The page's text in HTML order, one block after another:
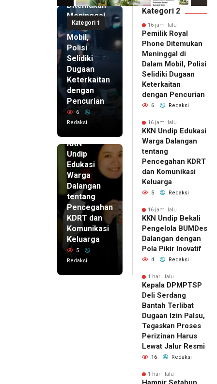
Kategori 1
Ditemukan
Meninggal
di Dalam
Mobil,
Polisi
Selidiki
Dugaan
Keterkaitan
dengan
Pencurian
6
Redaksi
KKN
Undip
Edukasi
Warga
Dalangan
tentang
Pencegahan
KDRT dan
Komunikasi
Keluarga
5
Redaksi
Kategori 2
16 jam lalu
Pemilik Royal
Phone Ditemukan
Meninggal di
Dalam Mobil, Polisi
Selidiki Dugaan
Keterkaitan
dengan Pencurian
6 Redaksi
16 jam lalu
KKN Undip Edukasi
Warga Dalangan
tentang
Pencegahan KDRT
dan Komunikasi
Keluarga
5 Redaksi
16 jam lalu
KKN Undip Bekali
Pengelola BUMDes
Dalangan dengan
Pola Pikir Inovatif
4 Redaksi
1 hari lalu
Kepala DPMPTSP
Deli Serdang
Bantah Terlibat
Dugaan Izin Palsu,
Tegaskan Proses
Perizinan Harus
Lewat Jalur Resmi
16 Redaksi
1 hari lalu